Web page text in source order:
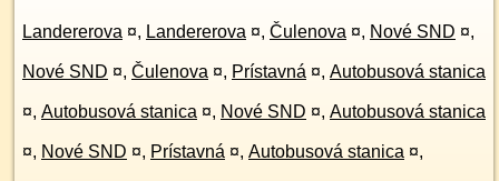
Landererova ¤, Landererova ¤, Čulenova ¤, Nové SND ¤,
Nové SND ¤, Čulenova ¤, Prístavná ¤, Autobusová stanica
¤, Autobusová stanica ¤, Nové SND ¤, Autobusová stanica
¤, Nové SND ¤, Prístavná ¤, Autobusová stanica ¤,